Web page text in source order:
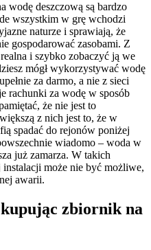
wodę deszczową są bardzo
wszystkim w grę wchodzi
naturze i sprawiają, że
gospodarować zasobami. Z
i szybko zobaczyć ją we
mógł wykorzystywać wodę
za darmo, a nie z sieci
rachunki za wodę w sposób
że nie jest to
z nich jest to, że w
spadać do rejonów poniżej
wiadomo – woda w
już zamarza. W takich
instalacji może nie być możliwe,
awarii.
zbiornik na